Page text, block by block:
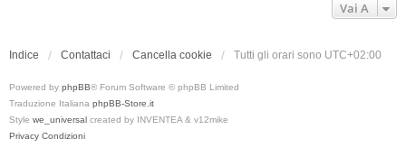
Vai A
Indice Contattaci Cancella cookie Tutti gli orari sono UTC+02:00
Powered by phpBB® Forum Software © phpBB Limited
Traduzione Italiana phpBB-Store.it
Style we_universal created by INVENTEA & v12mike
Privacy Condizioni